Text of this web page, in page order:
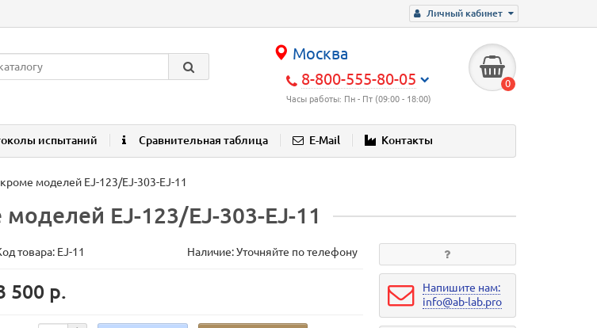
Личный кабинет
Москва
8-800-555-80-05
Часы работы: Пн - Пт (09:00 - 18:00)
0
испытаний Сравнительная таблица E-Mail Контакты
моделей EJ-123/EJ-303-EJ-11
EJ-123/EJ-303-EJ-11
товара: EJ-11 Наличие: Уточняйте по телефону
500 р.
Напишите нам:
info@ab-lab.pro